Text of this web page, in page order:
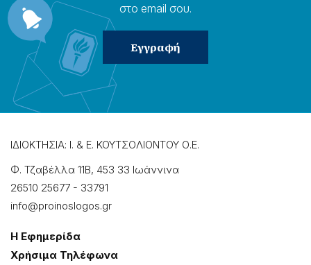
στο email σου.
ΙΔΙΟΚΤΗΣΙΑ: Ι. & Ε. ΚΟΥΤΣΟΛΙΟΝΤΟΥ Ο.Ε.
Φ. Τζαβέλλα 11Β, 453 33 Ιωάννɩνα
26510 25677 - 33791
info@proinoslogos.gr
Η Εφημερίδα
Χρήσɩμα Τηλέφωνα